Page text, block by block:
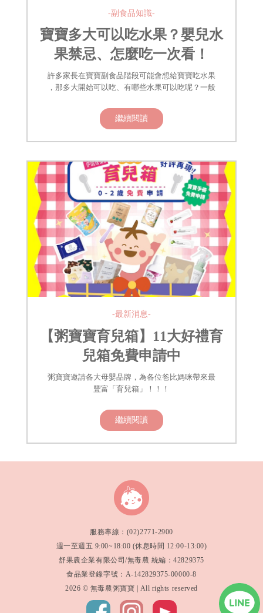
-副食品知識-
寶寶多大可以吃水果？嬰兒水
果禁忌、怎麼吃一次看！
許多家長在寶寶副食品階段可能會想給寶寶吃水果
，那多大開始可以吃、有哪些水果可以吃呢？一般
繼續閱讀
-最新消息-
【粥寶寶育兒箱】11大好禮育
兒箱免費申請中
粥寶寶邀請各大母嬰品牌，為各位爸比媽咪帶來最
豐富「育兒箱」！！！
繼續閱讀
服務專線：(02)2771-2900
週一至週五 9:00~18:00 (休息時間 12:00-13:00)
舒果農企業有限公司/無毒農 統編：42829375
食品業登錄字號：A-142829375-00000-8
2026 © 無毒農粥寶寶 | All rights reserved